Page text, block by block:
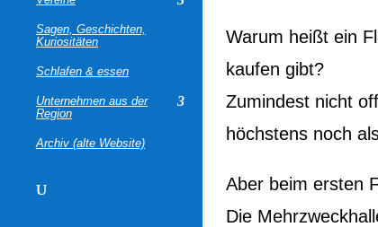
Sagen, Geschichten,
Kuriositäten
Schlafen & essen
Unternehmen aus der
Region
Archiv (alte Website)
Warum heißt ein
kaufen gibt?
Zumindest nicht
höchstens noch
Aber beim ersten
Die